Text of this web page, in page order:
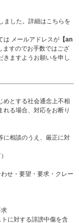
ました。詳細はこちら を
は メールアドレスが 【an
ますのでお手数ではござ
きますようお願いを申し
めとする社会通念上不相
れる場合、対応をお断り
に相談のうえ、厳正に対
せ・要望・要求・クレー
に対する誹謗中傷を含